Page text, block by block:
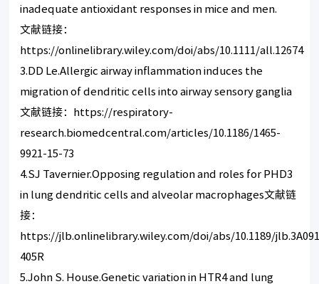
inadequate antioxidant responses in mice and men.
文献链接：
https://onlinelibrary.wiley.com/doi/abs/10.1111/all.12674
3.DD Le.Allergic airway inflammation induces the
migration of dendritic cells into airway sensory ganglia
文献链接：
https://respiratory-
research.biomedcentral.com/articles/10.1186/1465-
9921-15-73
4.SJ Tavernier.Opposing regulation and roles for PHD3
in lung dendritic cells and alveolar macrophages文献链
接：
https://jlb.onlinelibrary.wiley.com/doi/abs/10.1189/
405R
5.John S. House.Genetic variation in HTR4 and lung